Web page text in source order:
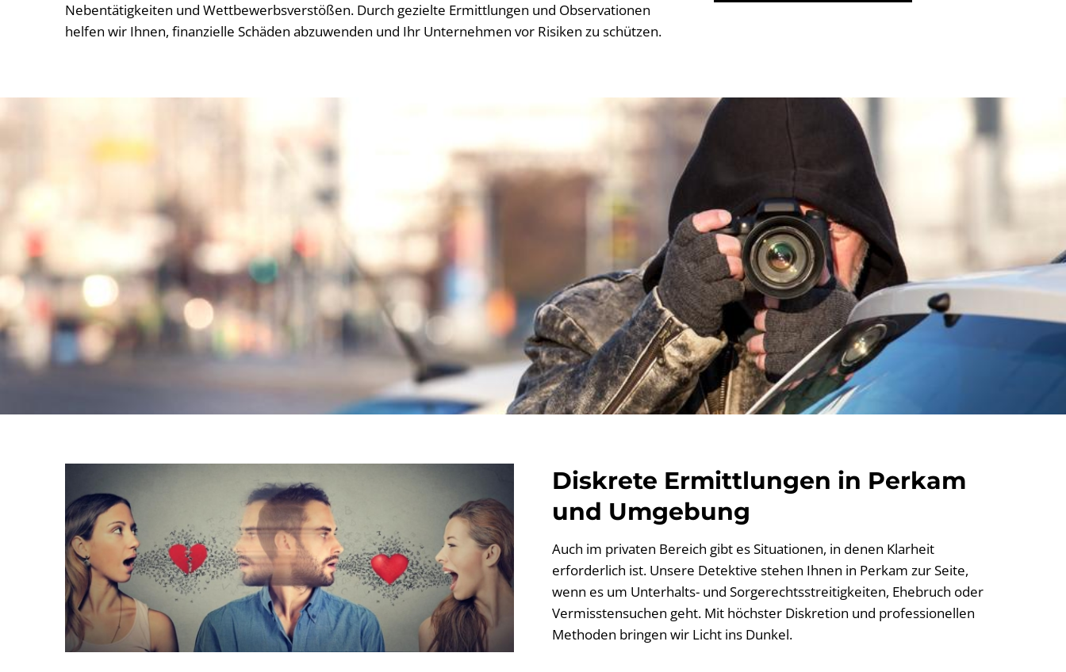
Nebentätigkeiten und Wettbewerbsverstößen. Durch gezielte Ermittlungen und Observationen
helfen wir Ihnen, finanzielle Schäden abzuwenden und Ihr Unternehmen vor Risiken zu schützen.
Diskrete Ermittlungen in Perkam
und Umgebung
Auch im privaten Bereich gibt es Situationen, in denen Klarheit
erforderlich ist. Unsere Detektive stehen Ihnen in Perkam zur Seite,
wenn es um Unterhalts- und Sorgerechtsstreitigkeiten, Ehebruch oder
Vermisstensuchen geht. Mit höchster Diskretion und professionellen
Methoden bringen wir Licht ins Dunkel.